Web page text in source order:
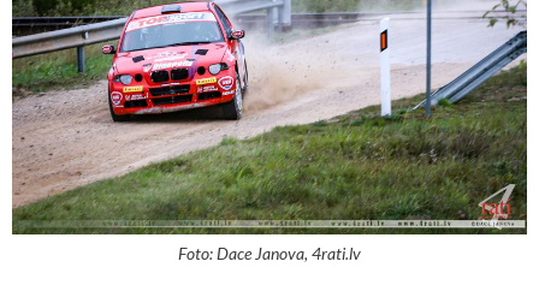
Foto: Dace Janova, 4rati.lv